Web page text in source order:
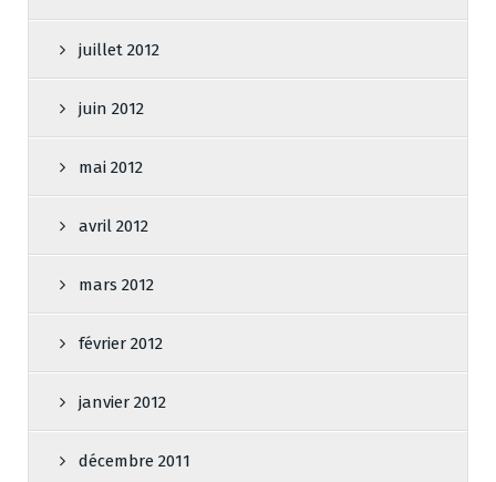
juillet 2012
juin 2012
mai 2012
avril 2012
mars 2012
février 2012
janvier 2012
décembre 2011